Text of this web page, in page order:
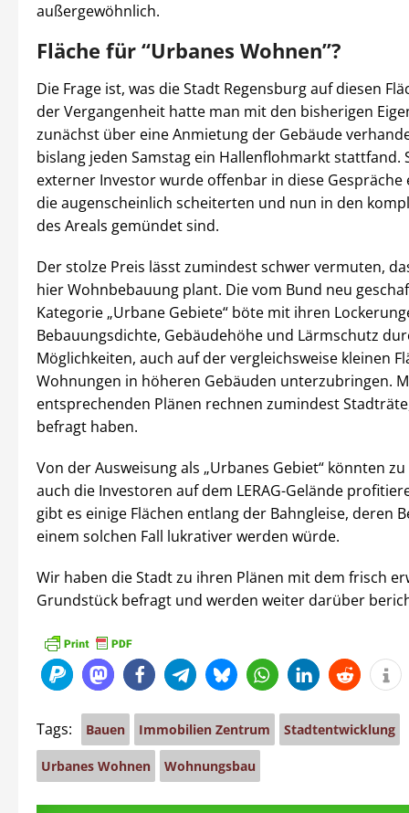
außergewöhnlich.
Fläche für “Urbanes Wohnen”?
Die Frage ist, was die Stadt Regensburg auf diesen
der Vergangenheit hatte man mit den bisherigen
zunächst über eine Anmietung der Gebäude
bislang jeden Samstag ein Hallenflohmarkt stattfand.
externer Investor wurde offenbar in diese Gespräche
die augenscheinlich scheiterten und nun in den
des Areals gemündet sind.
Der stolze Preis lässt zumindest schwer vermuten,
hier Wohnbebauung plant. Die vom Bund neu
Kategorie „Urbane Gebiete“ böte mit ihren
Bebauungsdichte, Gebäudehöhe und Lärmschutz
Möglichkeiten, auch auf der vergleichsweise kleinen
Wohnungen in höheren Gebäuden unterzubringen.
entsprechenden Plänen rechnen zumindest
befragt haben.
Von der Ausweisung als „Urbanes Gebiet“ könnten
auch die Investoren auf dem LERAG-Gelände
gibt es einige Flächen entlang der Bahngleise, deren
einem solchen Fall lukrativer werden würde.
Wir haben die Stadt zu ihren Plänen mit dem frisch
Grundstück befragt und werden weiter darüber
Tags: Bauen Immobilien Zentrum Stadtentwicklung
Urbanes Wohnen Wohnungsbau